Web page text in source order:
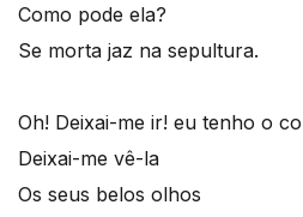
Como pode ela?
Se morta jaz na sepultura.
Oh! Deixai-me ir! eu tenho o
Deixai-me vê-la
Os seus belos olhos